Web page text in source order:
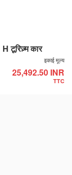
टूरिज़्म कार
इकाई मूल्य
25,492.50 INR
TTC